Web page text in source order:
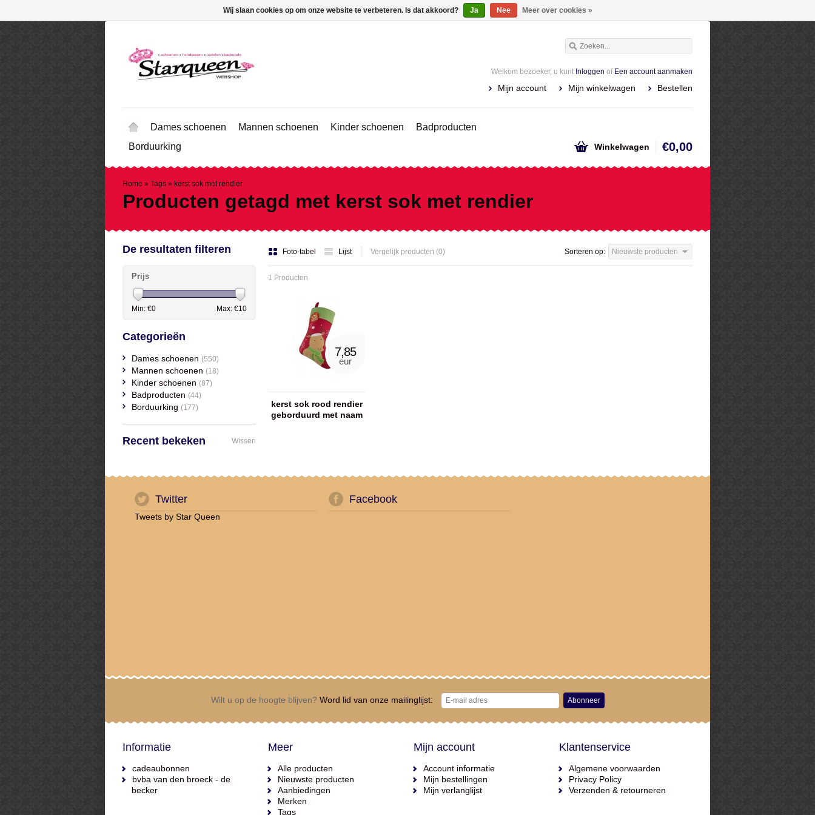
Welkom bezoeker, u kunt Inloggen of Een account aanmaken
Mijn account Mijn winkelwagen Bestellen
Dames schoenen Mannen schoenen Kinder schoenen
Badproducten
Borduurking
Winkelwagen €0,00
Home » Tags » kerst sok met rendier
Producten getagd met kerst sok met rendier
Foto-tabel Lijst Vergelijk producten (0) Sorteren op: Nieuwste producten
1 Producten
7,85
eur
kerst sok rood rendier
geborduurd met naam
De resultaten filteren
Prijs
Min: €0 Max: €10
Categorieën
Dames schoenen (550)
Mannen schoenen (18)
Kinder schoenen (87)
Badproducten (44)
Borduurking (177)
Recent bekeken Wissen
Twitter
Tweets by Star Queen
Facebook
Wilt u op de hoogte blijven? Word lid van onze mailinglijst: Abonneer
Informatie
cadeaubonnen
bvba van den broeck - de
becker
Meer
Alle producten
Nieuwste producten
Aanbiedingen
Merken
Tags
Mijn account
Account informatie
Mijn bestellingen
Mijn verlanglijst
Klantenservice
Algemene voorwaarden
Privacy Policy
Verzenden & retourneren
Wij slaan cookies op om onze website te verbeteren. Is dat akkoord? Ja Nee Meer over cookies »